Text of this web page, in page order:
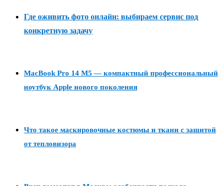
Где оживить фото онлайн: выбираем сервис под
конкретную задачу
MacBook Pro 14 M5 — компактный профессиональный
ноутбук Apple нового поколения
Что такое маскировочные костюмы и ткани с защитой
от тепловизора